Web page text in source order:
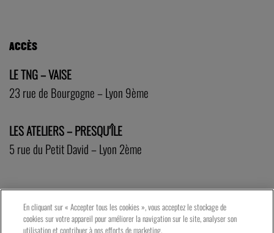
ACCÈS
LE TNG – VAISE
23 rue de Bourgogne – Lyon 9ème
LES ATELIERS – PRESQU’ÎLE
5 rue du Petit David – Lyon 2ème
En cliquant sur « Accepter tous les cookies », vous acceptez le stockage de
cookies sur votre appareil pour améliorer la navigation sur le site, analyser son
utilisation et contribuer à nos efforts de marketing.